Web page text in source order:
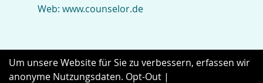
Web: www.counselor.de
Kontakt Impressum Datenschutz
Um unsere Website für Sie zu verbessern, erfassen wir
anonyme Nutzungsdaten. Opt-Out |